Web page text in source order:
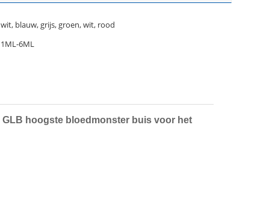
wit, blauw, grijs, groen, wit, rood
1ML-6ML
GLB hoogste bloedmonster buis voor het